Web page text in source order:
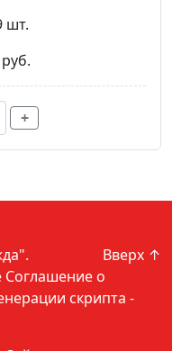
шт.
+
Вверх ↑
Соглашение о
скрипта -